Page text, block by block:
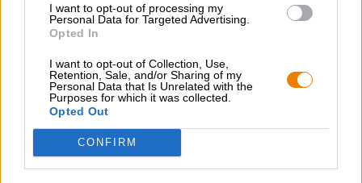
I want to opt-out of processing my
Personal Data for Targeted Advertising.
Opted In
I want to opt-out of Collection, Use,
Retention, Sale, and/or Sharing of my
Personal Data that Is Unrelated with the
Purposes for which it was collected.
Opted Out
CONFIRM
Modes de paiement
Livraison / International
Bierothek®- Partner
Clients commerciaux
Inclusion dans la gamme Bierothek